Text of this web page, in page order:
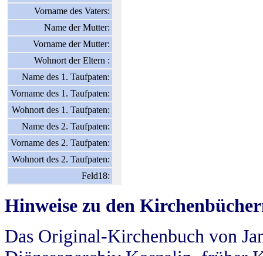
Vorname des Vaters:
Name der Mutter:
Vorname der Mutter:
Wohnort der Eltern :
Name des 1. Taufpaten:
Vorname des 1. Taufpaten:
Wohnort des 1. Taufpaten:
Name des 2. Taufpaten:
Vorname des 2. Taufpaten:
Wohnort des 2. Taufpaten:
Feld18:
Hinweise zu den
Das Original-Kirchenbuch von